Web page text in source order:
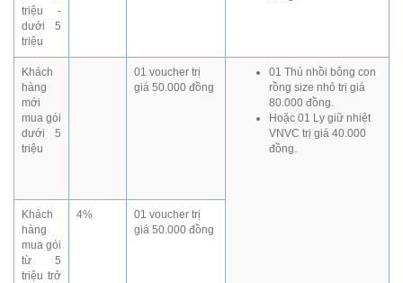
triệu -
dưới 5
triệu
Khách
hàng
mới
mua gói
dưới 5
triệu
01 voucher trị
giá 50.000 đồng
01 Thú nhồi bông con
rồng size nhỏ trị giá
80.000 đồng.
Hoặc 01 Ly giữ nhiệt
VNVC trị giá 40.000
đồng.
Khách
hàng
mua gói
từ 5
triệu trở
4%
01 voucher trị
giá 50.000 đồng